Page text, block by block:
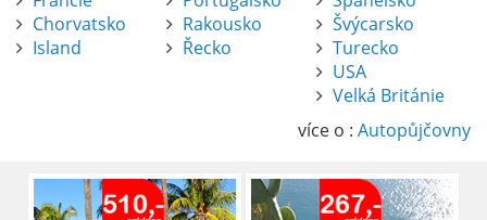
Chorvatsko
Island
Rakousko
Řecko
Švýcarsko
Turecko
USA
Velká Británie
více o : Autopůjčovny
Pronájem auta na letišti Alicante
Půjčení auta na letišti v Alicante je výborný
způsob, jak pohodlně objevovat město i jeho
brána do regionu Costa Blanca, se nachází
přibližně 9 km od centra Alicante.